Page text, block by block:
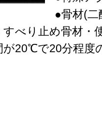
●骨材(
べり止め骨材・
が20℃で20分程度